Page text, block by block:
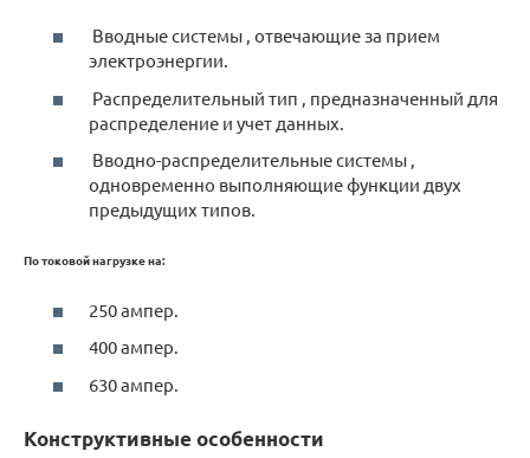
Вводные системы , отвечающие за прием
электроэнергии.
Распределительный тип , предназначенный для
распределение и учет данных.
Вводно-распределительные системы ,
одновременно выполняющие функции двух
предыдущих типов.
По токовой нагрузке на:
250 ампер.
400 ампер.
630 ампер.
Конструктивные особенности